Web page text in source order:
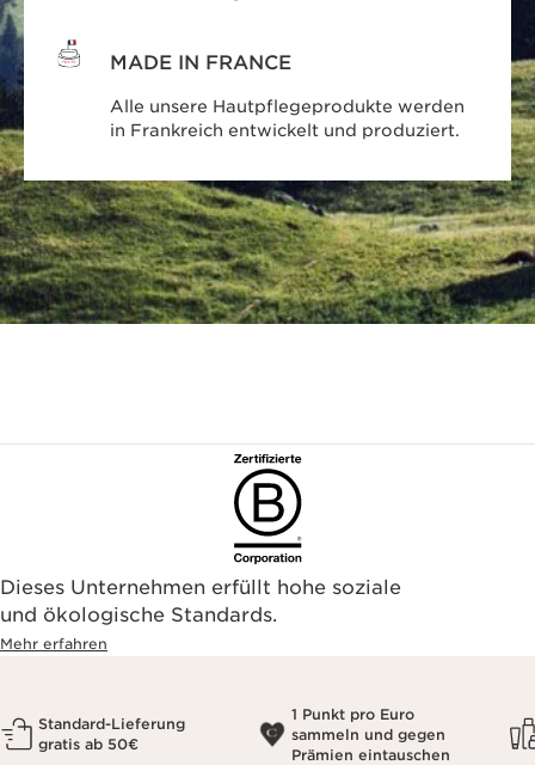
MADE IN FRANCE
Alle unsere Hautpflegeprodukte werden
in Frankreich entwickelt und produziert.
Dieses Unternehmen erfüllt hohe soziale
und ökologische Standards.
Mehr erfahren
Standard-Lieferung
gratis ab 50€
1 Punkt pro Euro
sammeln und gegen
Prämien eintauschen